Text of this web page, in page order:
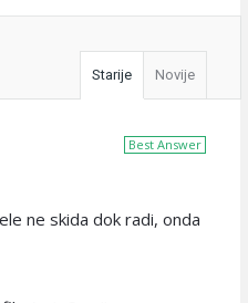
Starije Novije
Best Answer
ne skida dok radi, onda